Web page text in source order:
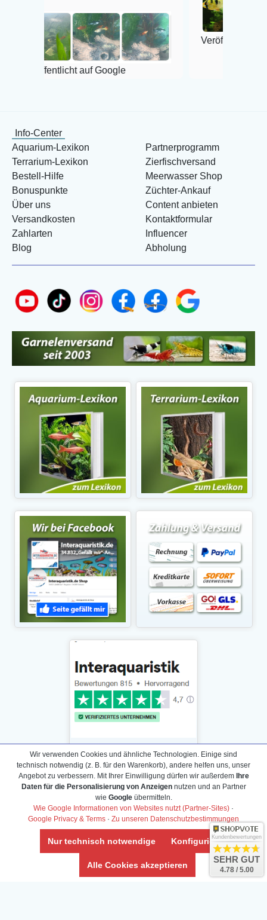
auf Google
Veröffentlicht auf Google
Info-Center
Aquarium-Lexikon
Terrarium-Lexikon
Bestell-Hilfe
Bonuspunkte
Über uns
Versandkosten
Zahlarten
Blog
Partnerprogramm
Zierfischversand
Meerwasser Shop
Züchter-Ankauf
Content anbieten
Kontaktformular
Influencer
Abholung
Daten­schutz­erklärung
Widerrufs­recht /Widerrufs­formular
AGB & Info
Impressum
Umwelt und Entsorgung
Vertrag widerrufen
Wir verwenden Cookies und ähnliche Technologien. Einige sind
technisch notwendig (z. B. für den Warenkorb), andere helfen uns, unser
Angebot zu verbessern. Mit Ihrer Einwilligung dürfen wir außerdem Ihre
Daten für die Personalisierung von Anzeigennutzen und an Partner
wie Googleübermitteln.
Wie Google Informationen von Websites nutzt (Partner-Sites) ·
Google Privacy & Terms · Zu unseren Datenschutzbestimmungen
Nur technisch notwendige Konfigurieren
Alle Cookies akzeptieren
Kundenbewertungen
SEHR GUT
4.78 / 5.00